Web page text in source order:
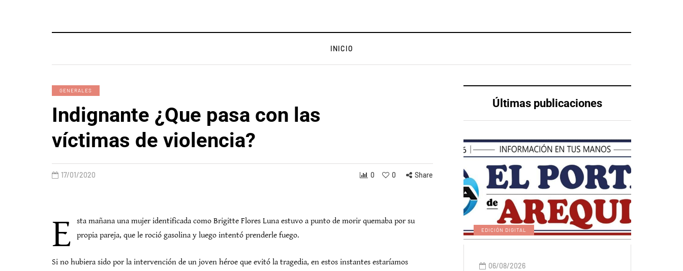
INICIO
GENERALES
Indignante ¿Que pasa con las
víctimas de violencia?
17/01/2020 0 0 Share
E
sta mañana una mujer identificada como Brigitte Flores Luna estuvo a punto de morir quemaba por su
propia pareja, que le roció gasolina y luego intentó prenderle fuego.
Si no hubiera sido por la intervención de un joven héroe que evitó la tragedia, en estos instantes estaríamos
Últimas publicaciones
EDICIÓN DIGITAL
06/08/2026